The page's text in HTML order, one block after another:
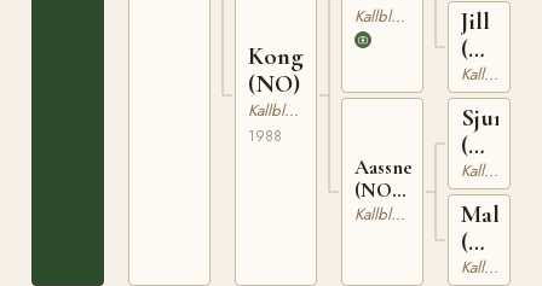
Kongsflya
(NO)
Kallblodig Travare
1988
Kallblodig Travare
Aassnella
(NO)
T-
Kallblodig Travare
Jill
(NO)
T-
23077
Kallblodig Travare
Sjur
(NO)
T-
284
Kallblodig Travare
Malli
(NO)
T-Kallblodig Travare